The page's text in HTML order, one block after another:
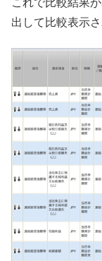
出して比較表示さ